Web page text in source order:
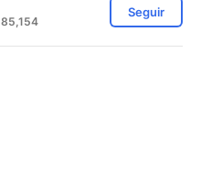
Seguir